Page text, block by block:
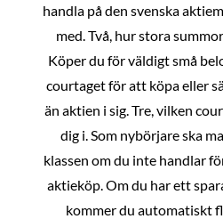
handla på den svenska
med. Två, hur stora
Köper du för väldigt små
courtaget för att köpa eller
än aktien i sig. Tre, vilken
dig i. Som nybörjare ska
klassen om du inte handlar
aktieköp. Om du har ett
kommer du automatiskt